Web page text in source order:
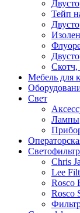
Тейп
Мебель для
Свет
Лампы
Chris
Lee
Rosco
Rosco